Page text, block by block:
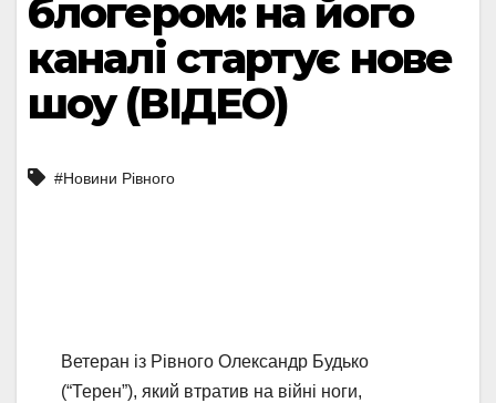
блогером: на його
каналі стартує нове
шоу (ВІДЕО)
#Новини Рівного
Ветеран із Рівного Олександр Будько
(“Терен”), який втратив на війні ноги,